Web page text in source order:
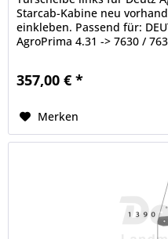
Starcab-Kabine neu
einkleben. Passend für:
AgroPrima 4.31 -> 7630 /
357,00 € *
Merken